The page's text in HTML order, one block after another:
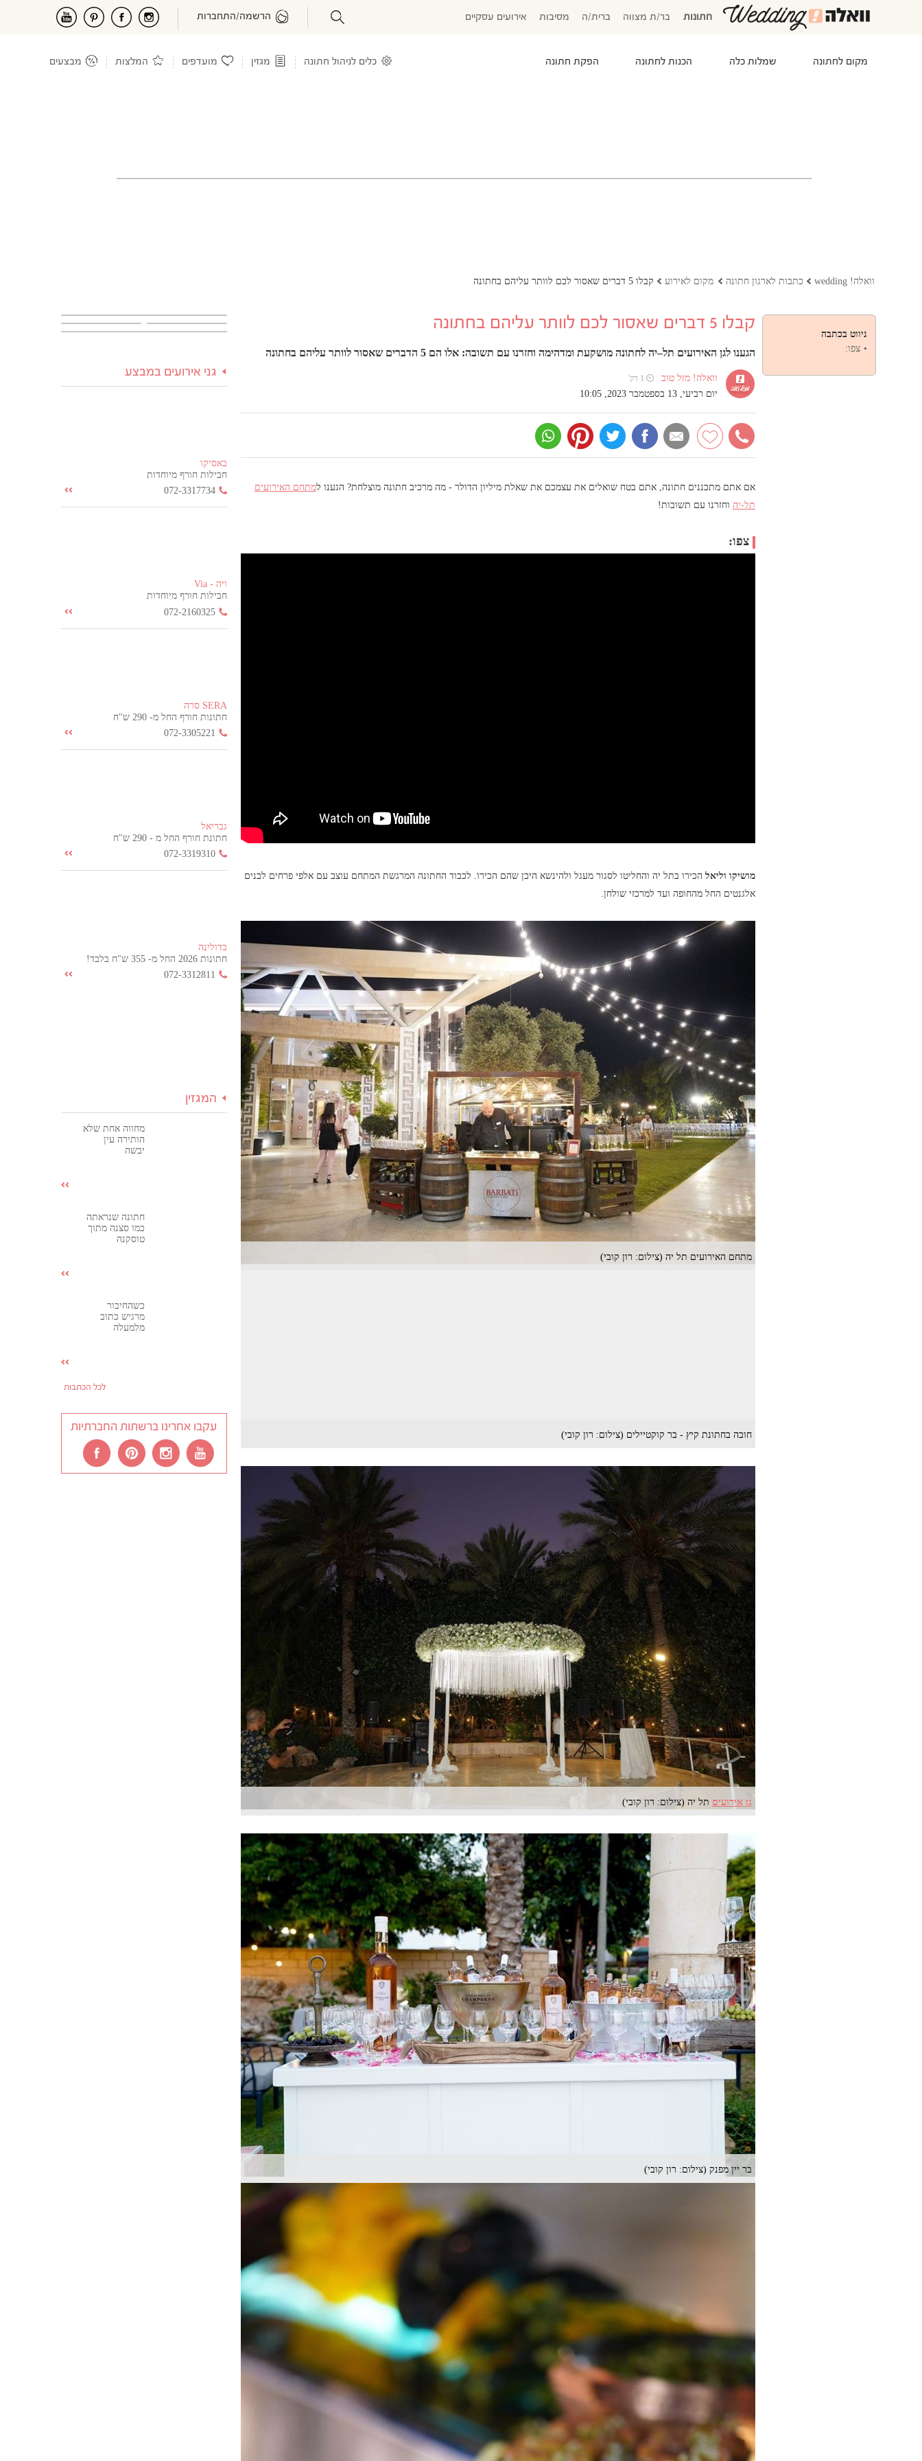
חתונות בר/ת מצווה ברית/ה מסיבות אירועים עסקיים הרשמה/התחברות
מקום לחתונה שמלות כלה הכנות לחתונה הפקת חתונה כלים לניהול חתונה מגזין מועדפים המלצות מבצעים
וואלה! wedding כתבות לארגון חתונה מקום לאירוע קבלו 5 דברים שאסור לכם לוותר עליהם בחתונה
ניווט בכתבה
צפו:
קבלו 5 דברים שאסור לכם לוותר עליהם בחתונה
הגענו לגן האירועים תל–יה לחתונה מושקעת ומדהימה וחזרנו עם תשובה: אלו הם 5 הדברים שאסור לוותר עליהם בחתונה
וואלה! מזל טוב ⏲ 1 דק'
יום רביעי, 13 בספטמבר 2023, 10:05
אם אתם מתכננים חתונה, אתם בטח שואלים את עצמכם את שאלת מיליון הדולר - מה מרכיב חתונה מוצלחת? הגענו למתחם האירועים
תל-יה וחזרנו עם תשובות!
צפו:
מושיקו וליאל הכירו בתל יה והחליטו לסגור מעגל ולהינשא היכן שהם הכירו. לכבוד החתונה המרגשת המתחם עוצב עם אלפי פרחים לבנים
אלגנטים החל מהחופה ועד למרכזי שולחן.
מתחם האירועים תל יה (צילום: רון קובי)
חובה בחתונת קיץ - בר קוקטיילים (צילום: רון קובי)
גן אירועים תל יה (צילום: רון קובי)
בר יין מפנק (צילום: רון קובי)
גני אירועים במבצע
באסיקו
חבילות חורף מיוחדות
072-3317734
ויה - Via
חבילות חורף מיוחדות
072-2160325
SERA סרה
חתונות חורף החל מ- 290 ש"ח
072-3305221
גבריאל
חתונת חורף החל מ - 290 ש"ח
072-3319310
בדולינה
חתונות 2026 החל מ- 355 ש"ח בלבד!
072-3312811
המגזין
מחווה אחת שלא
הותירה עין
יבשה
חתונה שנראתה
כמו סצנה מתוך
טוסקנה
כשהחיבור
מרגיש כתוב
מלמעלה
לכל הכתבות
עקבו אחרינו ברשתות החברתיות